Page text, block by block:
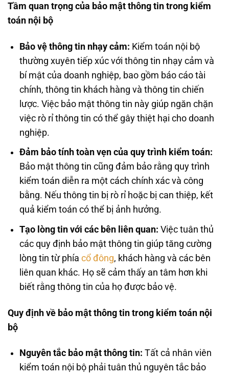
Tầm quan trọng của bảo mật thông tin trong kiểm
toán nội bộ
Bảo vệ thông tin nhạy cảm: Kiểm toán nội bộ
thường xuyên tiếp xúc với thông tin nhạy cảm và
bí mật của doanh nghiệp, bao gồm báo cáo tài
chính, thông tin khách hàng và thông tin chiến
lược. Việc bảo mật thông tin này giúp ngăn chặn
việc rò rỉ thông tin có thể gây thiệt hại cho doanh
nghiệp.
Đảm bảo tính toàn vẹn của quy trình kiểm toán:
Bảo mật thông tin cũng đảm bảo rằng quy trình
kiểm toán diễn ra một cách chính xác và công
bằng. Nếu thông tin bị rò rỉ hoặc bị can thiệp, kết
quả kiểm toán có thể bị ảnh hưởng.
Tạo lòng tin với các bên liên quan: Việc tuân thủ
các quy định bảo mật thông tin giúp tăng cường
lòng tin từ phía cổ đông, khách hàng và các bên
liên quan khác. Họ sẽ cảm thấy an tâm hơn khi
biết rằng thông tin của họ được bảo vệ.
Quy định về bảo mật thông tin trong kiểm toán nội
bộ
Nguyên tắc bảo mật thông tin: Tất cả nhân viên
kiểm toán nội bộ phải tuân thủ nguyên tắc bảo